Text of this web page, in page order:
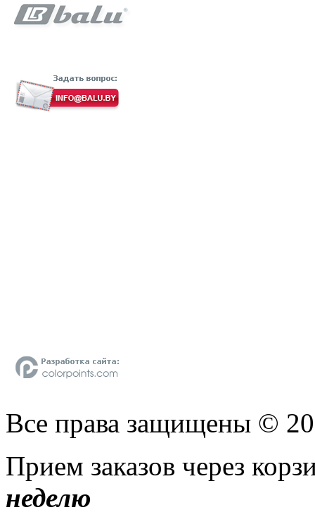
Все права защищены ©
Прием заказов через
неделю